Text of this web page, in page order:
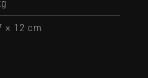
× 12 cm